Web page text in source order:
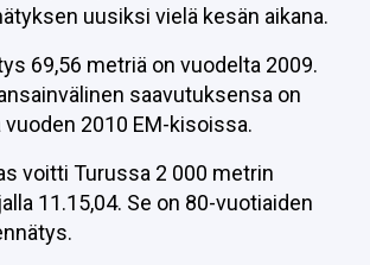
uusiksi vielä kesän aikana.
69,56 metriä on vuodelta 2009.
saavutuksensa on
2010 EM-kisoissa.
voitti Turussa 2 000 metrin
11.15,04. Se on 80-vuotiaiden